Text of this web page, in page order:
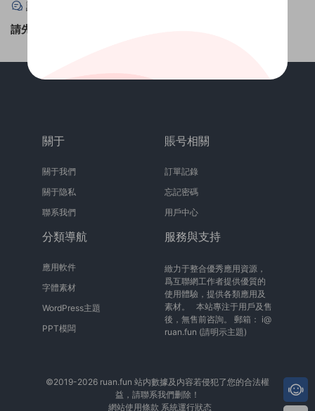
評論
請先
關于
關于我們
關于隐私
聯系我們
賬号相關
訂單記錄
忘記密碼
用戶中心
分類導航
應用軟件
字體素材
WordPress主題
PPT模闆
服務與支持
緻力于整合優秀應用資源，
爲互聯網工作者提供優質的
使用體驗，提供各類應用及
素材。 本站專注于用戶及售
後，無售前咨詢。 郵箱： i@
ruan.fun (請明示主題)
©2019-2026 ruan.fun 站内數據及内容若侵犯了您的合法權
益，請聯系我們删除！
網站使用條款 系統運行狀态